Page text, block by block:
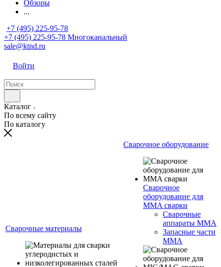
Обзоры
...
+7 (495) 225-95-78
+7 (495) 225-95-78 Многоканальный
sale@ktnd.ru
Войти
Каталог
По всему сайту
По каталогу
Сварочные материалы
Сварочное оборудование
Сварочное
оборудование для
MMA сварки
Сварочные
аппараты MMA
Запасные части
MMA